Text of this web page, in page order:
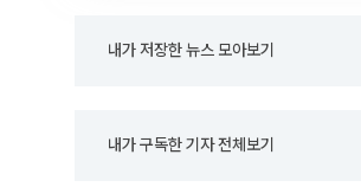
내가 저장한 뉴스 모아보기
내가 구독한 기자 전체보기